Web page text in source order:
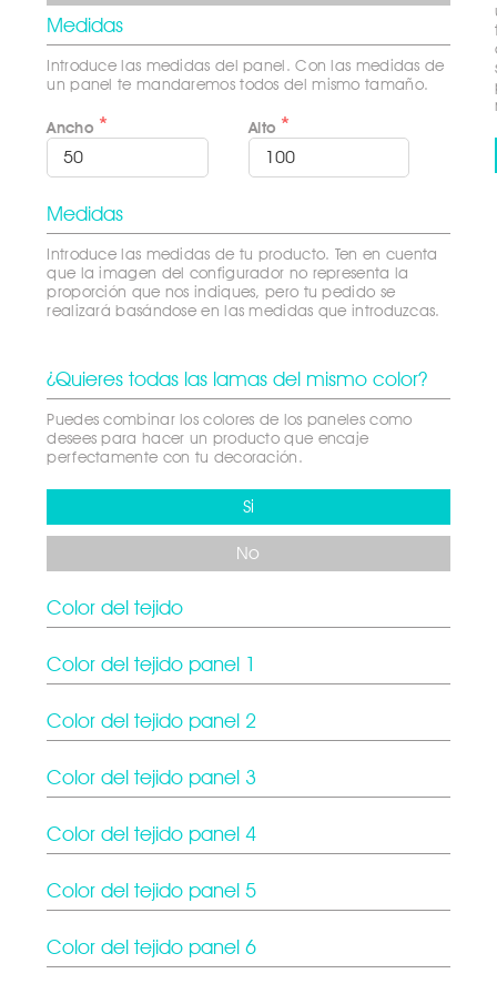
Medidas
Introduce las medidas del panel. Con las medidas de
un panel te mandaremos todos del mismo tamaño.
Ancho Alto
Medidas
Introduce las medidas de tu producto. Ten en cuenta
que la imagen del configurador no representa la
proporción que nos indiques, pero tu pedido se
realizará basándose en las medidas que introduzcas.
¿Quieres todas las lamas del mismo color?
Puedes combinar los colores de los paneles como
desees para hacer un producto que encaje
perfectamente con tu decoración.
Si
No
Color del tejido
Color del tejido panel 1
Color del tejido panel 2
Color del tejido panel 3
Color del tejido panel 4
Color del tejido panel 5
Color del tejido panel 6